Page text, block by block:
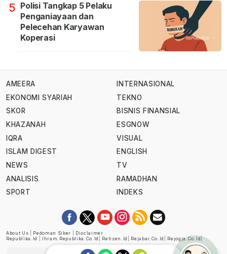
5 Polisi Tangkap 5 Pelaku
Penganiayaan dan
Pelecehan Karyawan
Koperasi
AMEERA
EKONOMI SYARIAH
SKOR
KHAZANAH
IQRA
ISLAM DIGEST
NEWS
ANALISIS
SPORT
INTERNASIONAL
TEKNO
BISNIS FINANSIAL
ESGNOW
VISUAL
ENGLISH
TV
RAMADHAN
INDEKS
About Us Pedoman Siber
Disclaimer
Republika.id
Ihram.republika.co.id Retizen.id Rejabar.co.id Rejogja.co.id